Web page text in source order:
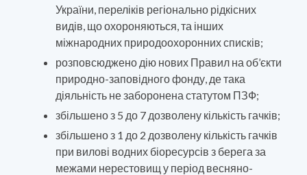
України, переліків регіонально рідкісних
видів, що охороняються, та інших
міжнародних природоохоронних списків;
розповсюджено дію нових Правил на об’єкти
природно-заповідного фонду, де така
діяльність не заборонена статутом ПЗФ;
збільшено з 5 до 7 дозволену кількість гачків;
збільшено з 1 до 2 дозволену кількість гачків
при вилові водних біоресурсів з берега за
межами нерестовищ у період весняно-